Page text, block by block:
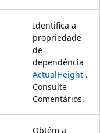
Identifica a
propriedade
de
dependência
ActualHeight .
Consulte
Comentários.
Obtém a